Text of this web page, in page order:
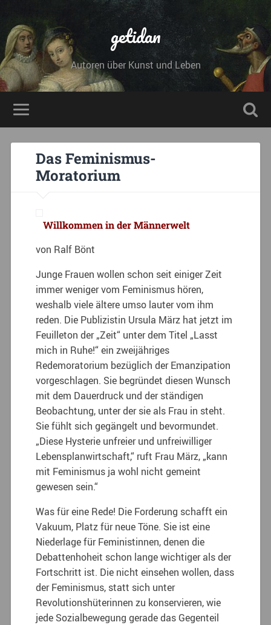
getidan
Autoren über Kunst und Leben
Das Feminismus-
Moratorium
Willkommen in der Männerwelt
von Ralf Bönt
Junge Frauen wollen schon seit einiger Zeit
immer weniger vom Feminismus hören,
weshalb viele ältere umso lauter vom ihm
reden. Die Publizistin Ursula März hat jetzt im
Feuilleton der „Zeit“ unter dem Titel „Lasst
mich in Ruhe!“ ein zweijähriges
Redemoratorium bezüglich der Emanzipation
vorgeschlagen. Sie begründet diesen Wunsch
mit dem Dauerdruck und der ständigen
Beobachtung, unter der sie als Frau in steht.
Sie fühlt sich gegängelt und bevormundet.
„Diese Hysterie unfreier und unfreiwilliger
Lebensplanwirtschaft,“ ruft Frau März, „kann
mit Feminismus ja wohl nicht gemeint
gewesen sein.“
Was für eine Rede! Die Forderung schafft ein
Vakuum, Platz für neue Töne. Sie ist eine
Niederlage für Feministinnen, denen die
Debattenhoheit schon lange wichtiger als der
Fortschritt ist. Die nicht einsehen wollen, dass
der Feminismus, statt sich unter
Revolutionshüterinnen zu konservieren, wie
jede Sozialbewegung gerade das Gegenteil